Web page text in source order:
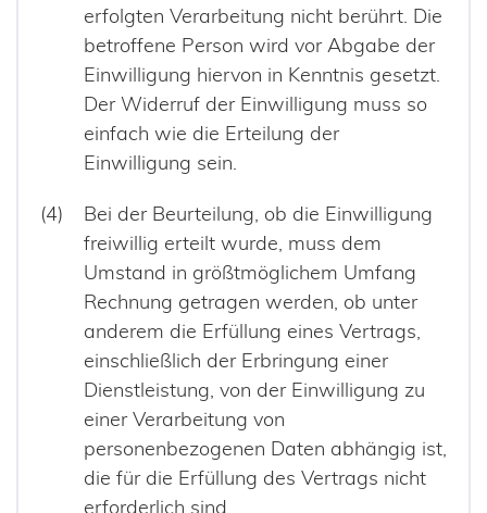
erfolgten Verarbeitung nicht berührt. Die
betroffene Person wird vor Abgabe der
Einwilligung hiervon in Kenntnis gesetzt.
Der Widerruf der Einwilligung muss so
einfach wie die Erteilung der
Einwilligung sein.
Bei der Beurteilung, ob die Einwilligung
freiwillig erteilt wurde, muss dem
Umstand in größtmöglichem Umfang
Rechnung getragen werden, ob unter
anderem die Erfüllung eines Vertrags,
einschließlich der Erbringung einer
Dienstleistung, von der Einwilligung zu
einer Verarbeitung von
personenbezogenen Daten abhängig ist,
die für die Erfüllung des Vertrags nicht
erforderlich sind.